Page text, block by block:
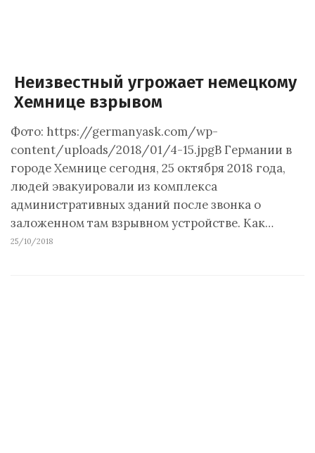
Неизвестный угрожает немецкому
Хемнице взрывом
Фото: https://germanyask.com/wp-
content/uploads/2018/01/4-15.jpgВ Германии в
городе Хемнице сегодня, 25 октября 2018 года,
людей эвакуировали из комплекса
административных зданий после звонка о
заложенном там взрывном устройстве. Как…
25/10/2018